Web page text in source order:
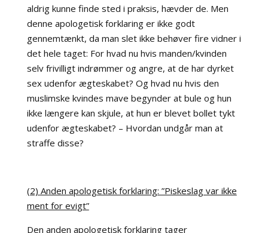
aldrig kunne finde sted i praksis, hævder de. Men
denne apologetisk forklaring er ikke godt
gennemtænkt, da man slet ikke behøver fire vidner i
det hele taget: For hvad nu hvis manden/kvinden
selv frivilligt indrømmer og angre, at de har dyrket
sex udenfor ægteskabet? Og hvad nu hvis den
muslimske kvindes mave begynder at bule og hun
ikke længere kan skjule, at hun er blevet bollet tykt
udenfor ægteskabet? – Hvordan undgår man at
straffe disse?
(2) Anden apologetisk forklaring: ”Piskeslag var ikke
ment for evigt”
Den anden apologetisk forklaring tager